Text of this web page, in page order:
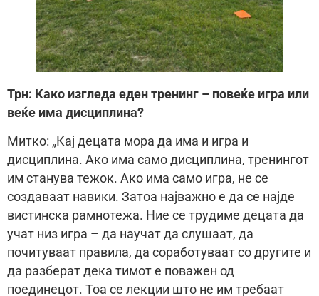
Трн: Како изгледа еден тренинг – повеќе игра или
веќе има дисциплина?
Митко: „Кај децата мора да има и игра и
дисциплина. Ако има само дисциплина, тренингот
им станува тежок. Ако има само игра, не се
создаваат навики. Затоа најважно е да се најде
вистинска рамнотежа. Ние се трудиме децата да
учат низ игра – да научат да слушаат, да
почитуваат правила, да соработуваат со другите и
да разберат дека тимот е поважен од
поединецот. Тоа се лекции што не им требаат